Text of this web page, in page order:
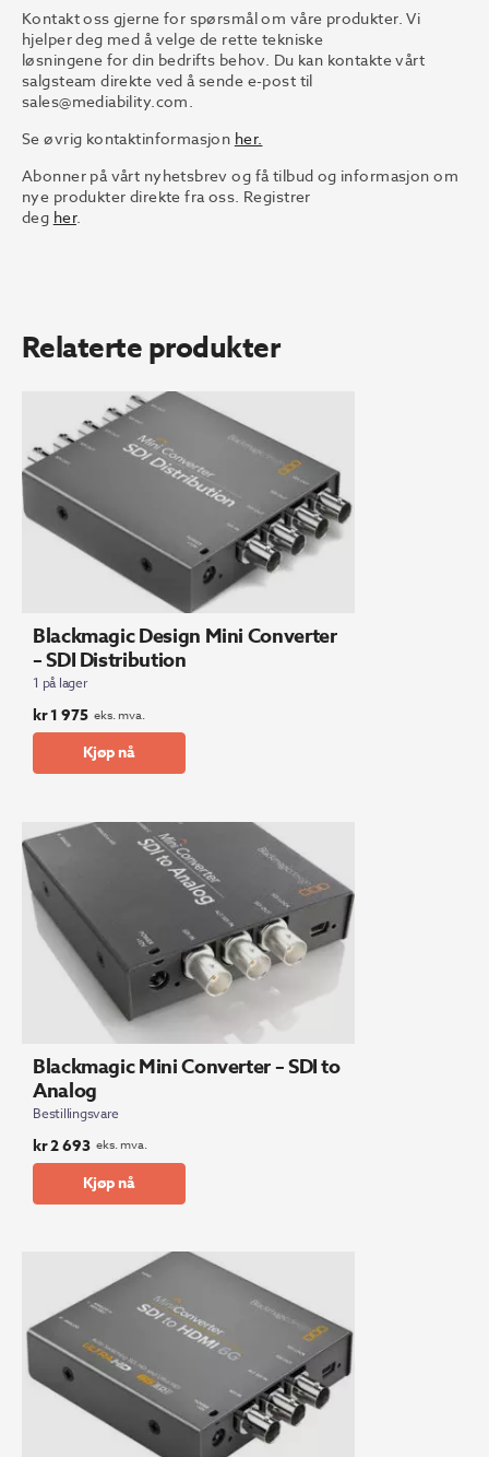
Kontakt oss gjerne for spørsmål om våre produkter. Vi
hjelper deg med å velge de rette tekniske
løsningene for din bedrifts behov. Du kan kontakte vårt
salgsteam direkte ved å sende e-post til
sales@mediability.com.
Se øvrig kontaktinformasjon her.
Abonner på vårt nyhetsbrev og få tilbud og informasjon om
nye produkter direkte fra oss. Registrer
deg her.
Relaterte produkter
Blackmagic Design Mini Converter
– SDI Distribution
1 på lager
kr1 975 eks. mva.
Kjøp nå
Blackmagic Mini Converter – SDI to
Analog
Bestillingsvare
kr2 693 eks. mva.
Kjøp nå